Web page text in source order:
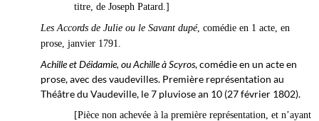
titre, de Joseph Patard.]
Les Accords de Julie ou le Savant dupé, comédie en 1 acte, en
prose, janvier 1791.
Achille et Déidamie, ou Achille à Scyros, comédie en un acte en
prose, avec des vaudevilles. Première représentation au
Théâtre du Vaudeville, le 7 pluviosean 10 (27 février 1802).
[Pièce non achevée à la première représentation, et n’ayant